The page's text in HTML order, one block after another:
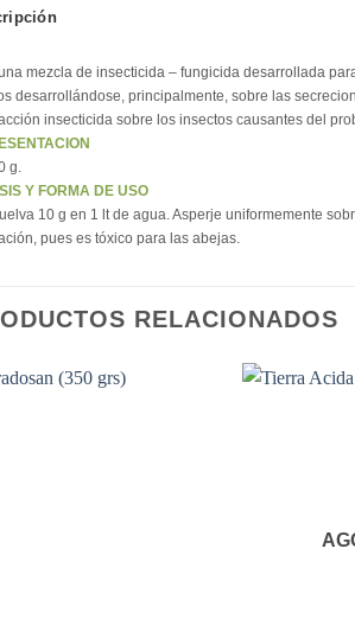
mezcla de insecticida – fungicida desarrollada
desarrollándose, principalmente, sobre las
insecticida sobre los insectos causantes del
g.
Y FORMA DE USO
10 g en 1 lt de agua. Asperje uniformemente
pues es tóxico para las abejas.
RELACIONADOS